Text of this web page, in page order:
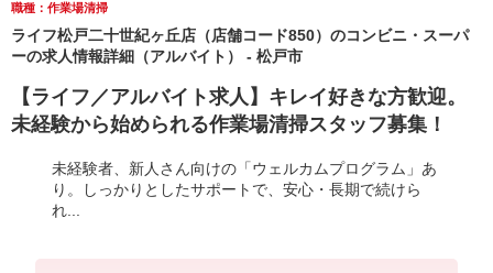
職種：作業場清掃
ライフ松戸二十世紀ヶ丘店（店舗コード850）のコンビニ・スーパ
ーの求人情報詳細（アルバイト） - 松戸市
【ライフ／アルバイト求人】キレイ好きな方歓迎。
未経験から始められる作業場清掃スタッフ募集！
未経験者、新人さん向けの「ウェルカムプログラム」あ
り。しっかりとしたサポートで、安心・長期で続けら
れ...